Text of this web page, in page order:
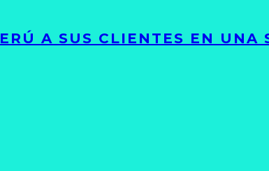
A SUS CLIENTES EN